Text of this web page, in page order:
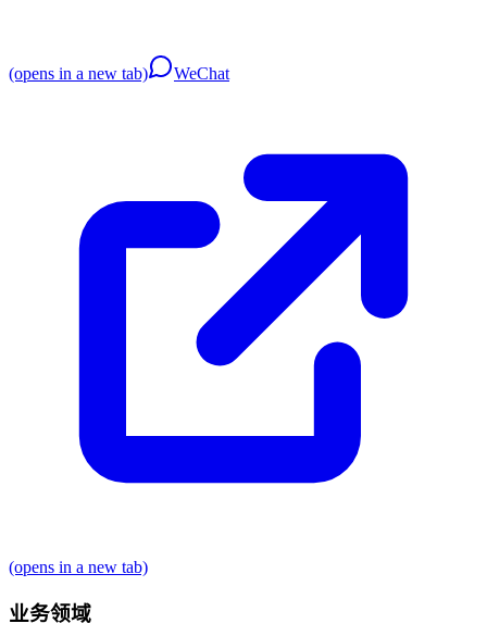
(opens in a new tab) WeChat
(opens in a new tab)
业务领域